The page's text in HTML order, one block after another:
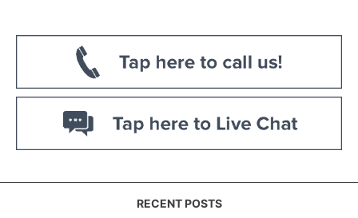
RECENT POSTS